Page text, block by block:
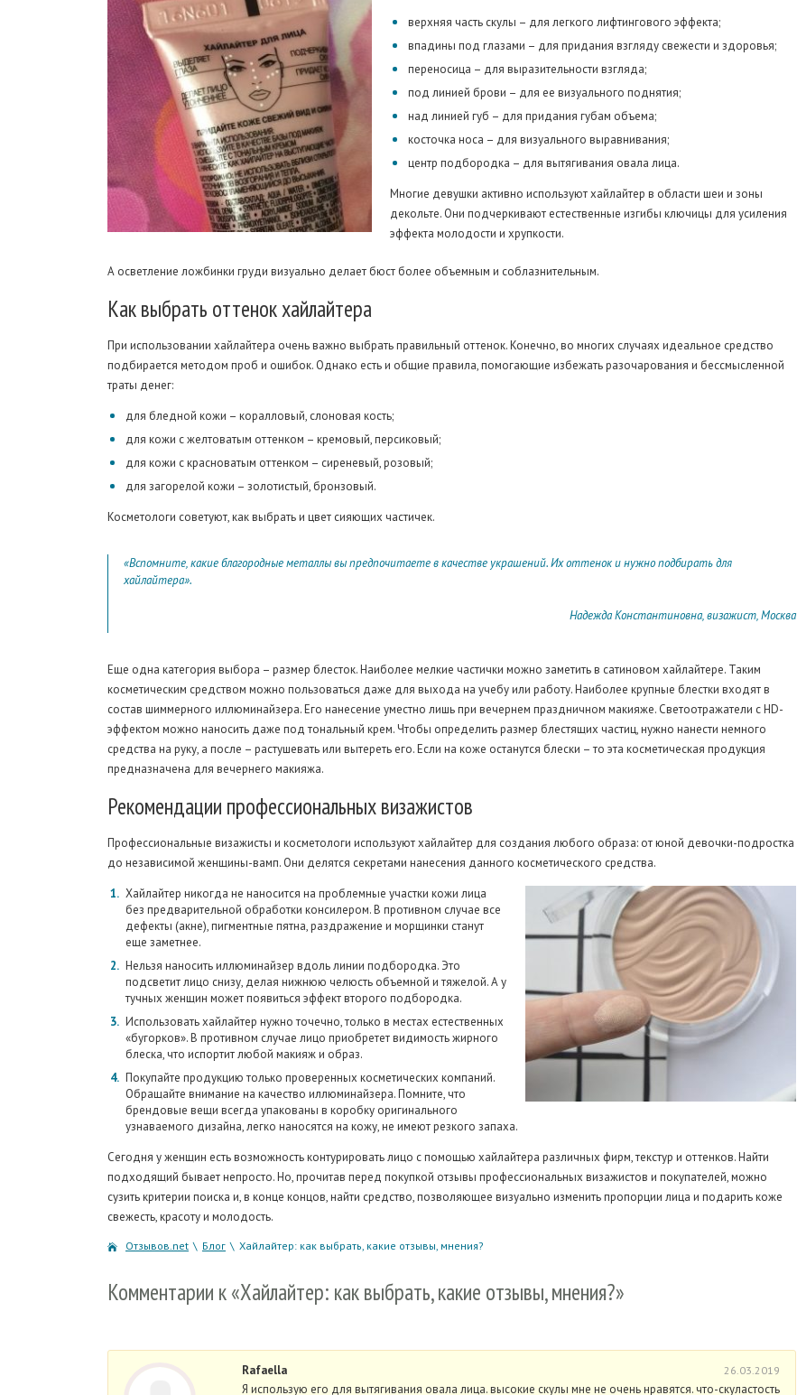
верхняя часть скулы – для легкого лифтингового эффекта;
впадины под глазами – для придания взгляду свежести и здоровья;
переносица – для выразительности взгляда;
под линией брови – для ее визуального поднятия;
над линией губ – для придания губам объема;
косточка носа – для визуального выравнивания;
центр подбородка – для вытягивания овала лица.
Многие девушки активно используют хайлайтер в области шеи и зоны
декольте. Они подчеркивают естественные изгибы ключицы для усиления
эффекта молодости и хрупкости.
А осветление ложбинки груди визуально делает бюст более объемным и соблазнительным.
Каквыбрать оттенок хайлайтера
При использовании хайлайтера очень важно выбрать правильный оттенок. Конечно, во многих случаях идеальное средство
подбирается методом проб и ошибок. Однако есть и общие правила, помогающие избежать разочарования и бессмысленной
траты денег:
для бледной кожи – коралловый, слоновая кость;
для кожи с желтоватым оттенком – кремовый, персиковый;
для кожи с красноватым оттенком – сиреневый, розовый;
для загорелой кожи – золотистый, бронзовый.
Косметологи советуют, как выбрать и цвет сияющих частичек.
«Вспомните, какие благородные металлы вы предпочитаете в качестве украшений. Их оттенок и нужно подбирать для
хайлайтера».
Надежда Константиновна, визажист, Москва
Еще одна категория выбора – размер блесток. Наиболее мелкие частички можно заметить в сатиновом хайлайтере. Таким
косметическим средством можно пользоваться даже для выхода на учебу или работу. Наиболее крупные блестки входят в
состав шиммерного иллюминайзера. Его нанесение уместно лишь при вечернем праздничном макияже. Светоотражатели с HD-
эффектом можно наносить даже под тональный крем. Чтобы определить размер блестящих частиц, нужно нанести немного
средства на руку, а после – растушевать или вытереть его. Если на коже останутся блески – то эта косметическая продукция
предназначена для вечернего макияжа.
Рекомендации профессиональных визажистов
Профессиональные визажисты и косметологи используют хайлайтер для создания любого образа: от юной девочки-подростка
до независимой женщины-вамп. Они делятся секретами нанесения данного косметического средства.
Хайлайтер никогда не наносится на проблемные участки кожи лица
без предварительной обработки консилером. В противном случае все
дефекты (акне), пигментные пятна, раздражение и морщинки станут
еще заметнее.
Нельзя наносить иллюминайзер вдоль линии подбородка. Это
подсветит лицо снизу, делая нижнюю челюсть объемной и тяжелой. А у
тучных женщин может появиться эффект второго подбородка.
Использовать хайлайтер нужно точечно, только в местах естественных
«бугорков». В противном случае лицо приобретет видимость жирного
блеска, что испортит любой макияж и образ.
Покупайте продукцию только проверенных косметических компаний.
Обращайте внимание на качество иллюминайзера. Помните, что
брендовые вещи всегда упакованы в коробку оригинального
узнаваемого дизайна, легко наносятся на кожу, не имеют резкого запаха.
Сегодня у женщин есть возможность контурировать лицо с помощью хайлайтера различных фирм, текстур и оттенков. Найти
подходящий бывает непросто. Но, прочитав перед покупкой отзывы профессиональных визажистов и покупателей, можно
сузить критерии поиска и, в конце концов, найти средство, позволяющее визуально изменить пропорции лица и подарить коже
свежесть, красоту и молодость.
Отзывов.net \ Блог \ Хайлайтер: как выбрать, какие отзывы, мнения?
Комментарии к «Хайлайтер: как выбрать, какие отзывы, мнения?»
Rafaella 26.03.2019
Я использую его для вытягивания овала лица. высокие скулы мне не очень нравятся. что-скуластость